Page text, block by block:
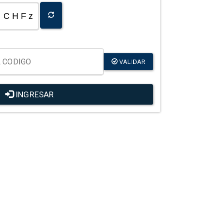
C H F z
VALIDAR
INGRESAR